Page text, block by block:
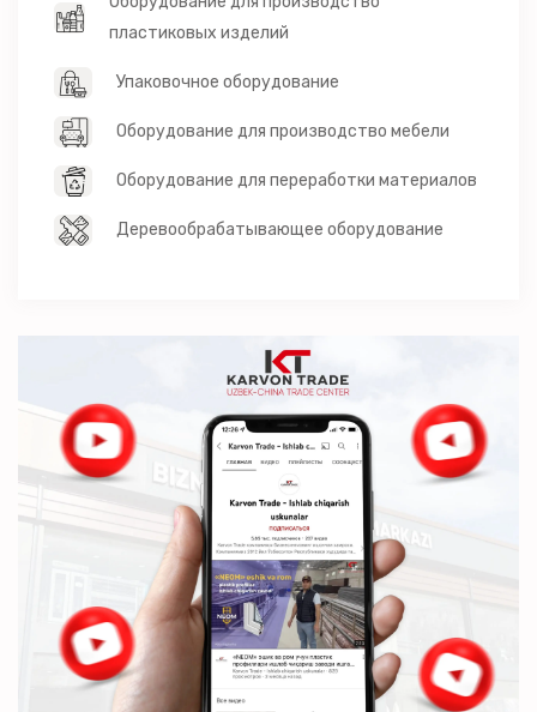
пластиковых изделий
Упаковочное оборудование
Оборудование для производство мебели
Оборудование для переработки материалов
Деревообрабатывающее оборудование